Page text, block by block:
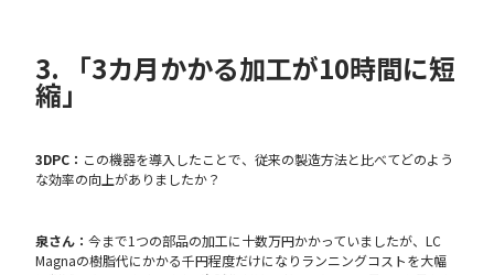
3. 「3カ月かかる加工が10時間に短
縮」
3DPC： この機器を導入したことで、従来の製造方法と比べてどのよう
な効率の向上がありましたか？
泉さん：今まで1つの部品の加工に十数万円かかっていましたが、LC
Magnaの樹脂代にかかる千円程度だけになりランニングコストを大幅